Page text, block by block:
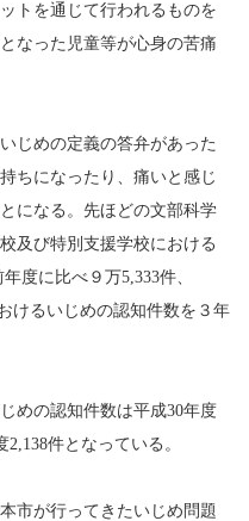
トを通じて行われるものを
なった児童等が心身の苦痛
めの定義の答弁があった
ちになったり、痛いと感じ
になる。先ほどの文部科学
及び特別支援学校における
度に比べ９万5,333件、
けるいじめの認知件数を３年
めの認知件数は平成30年度
件となっている。
市が行ってきたいじめ問題